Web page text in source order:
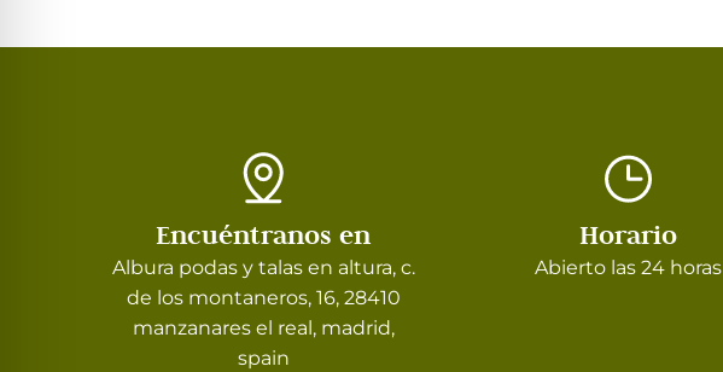
Encuéntranos en
Albura podas y talas en altura, c.
de los montaneros, 16, 28410
manzanares el real, madrid,
spain
Horario
Abierto las 24 horas